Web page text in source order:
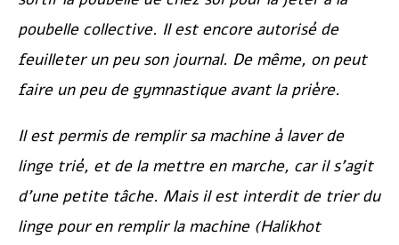
poubelle collective. Il est encore autorisé de
feuilleter un peu son journal. De même, on peut
faire un peu de gymnastique avant la prière.
Il est permis de remplir sa machine à laver de
linge trié, et de la mettre en marche, car il s’agit
d’une petite tâche. Mais il est interdit de trier du
linge pour en remplir la machine (Halikhot